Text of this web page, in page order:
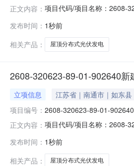
正文内容： 项目代码/项目名称：2608-
发布时间： 1秒前
相关产品：
屋顶分布式光伏发电
2608-320623-89-01-902640
立项信息
江苏省｜南通市｜如东县
项目编号： 2608-320623-89-01-902640
正文内容： 项目代码/项目名称：2608-
发布时间： 1秒前
相关产品：
屋顶分布式光伏发电